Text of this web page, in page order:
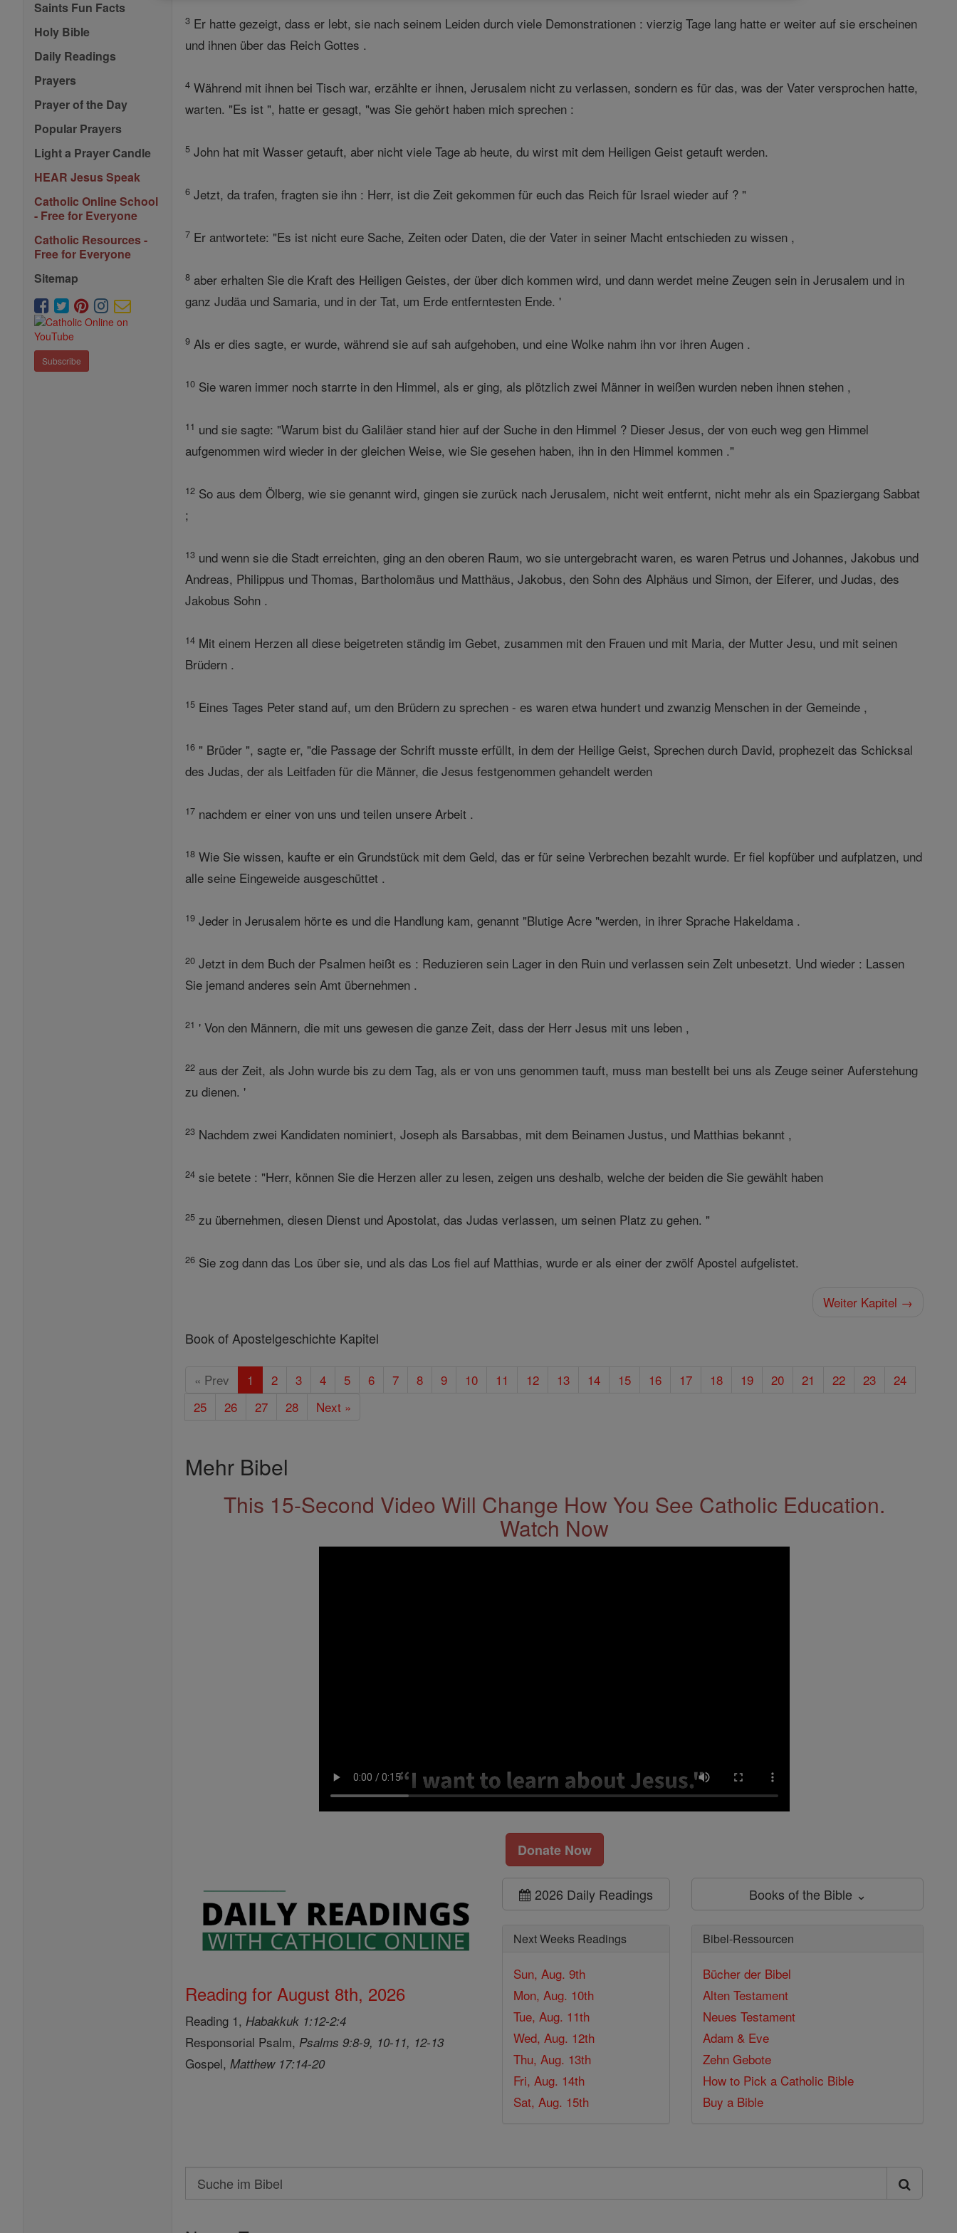
Saints Fun Facts
Holy Bible
Daily Readings
Prayers
Prayer of the Day
Popular Prayers
Light a Prayer Candle
HEAR Jesus Speak
Catholic Online School
- Free for Everyone
Catholic Resources -
Free for Everyone
Sitemap
Subscribe
3 Er hatte gezeigt, dass er lebt, sie nach seinem Leiden durch viele Demonstrationen : vierzig Tage lang hatte er weiter auf sie erscheinen
und ihnen über das Reich Gottes .
4 Während mit ihnen bei Tisch war, erzählte er ihnen, Jerusalem nicht zu verlassen, sondern es für das, was der Vater versprochen hatte,
warten. "Es ist ", hatte er gesagt, "was Sie gehört haben mich sprechen :
5 John hat mit Wasser getauft, aber nicht viele Tage ab heute, du wirst mit dem Heiligen Geist getauft werden.
6 Jetzt, da trafen, fragten sie ihn : Herr, ist die Zeit gekommen für euch das Reich für Israel wieder auf ? "
7 Er antwortete: "Es ist nicht eure Sache, Zeiten oder Daten, die der Vater in seiner Macht entschieden zu wissen ,
8 aber erhalten Sie die Kraft des Heiligen Geistes, der über dich kommen wird, und dann werdet meine Zeugen sein in Jerusalem und in
ganz Judäa und Samaria, und in der Tat, um Erde entferntesten Ende. '
9 Als er dies sagte, er wurde, während sie auf sah aufgehoben, und eine Wolke nahm ihn vor ihren Augen .
10 Sie waren immer noch starrte in den Himmel, als er ging, als plötzlich zwei Männer in weißen wurden neben ihnen stehen ,
11 und sie sagte: "Warum bist du Galiläer stand hier auf der Suche in den Himmel ? Dieser Jesus, der von euch weg gen Himmel
aufgenommen wird wieder in der gleichen Weise, wie Sie gesehen haben, ihn in den Himmel kommen ."
12 So aus dem Ölberg, wie sie genannt wird, gingen sie zurück nach Jerusalem, nicht weit entfernt, nicht mehr als ein Spaziergang Sabbat
;
13 und wenn sie die Stadt erreichten, ging an den oberen Raum, wo sie untergebracht waren, es waren Petrus und Johannes, Jakobus und
Andreas, Philippus und Thomas, Bartholomäus und Matthäus, Jakobus, den Sohn des Alphäus und Simon, der Eiferer, und Judas, des
Jakobus Sohn .
14 Mit einem Herzen all diese beigetreten ständig im Gebet, zusammen mit den Frauen und mit Maria, der Mutter Jesu, und mit seinen
Brüdern .
15 Eines Tages Peter stand auf, um den Brüdern zu sprechen - es waren etwa hundert und zwanzig Menschen in der Gemeinde ,
16 " Brüder ", sagte er, "die Passage der Schrift musste erfüllt, in dem der Heilige Geist, Sprechen durch David, prophezeit das Schicksal
des Judas, der als Leitfaden für die Männer, die Jesus festgenommen gehandelt werden
17 nachdem er einer von uns und teilen unsere Arbeit .
18 Wie Sie wissen, kaufte er ein Grundstück mit dem Geld, das er für seine Verbrechen bezahlt wurde. Er fiel kopfüber und aufplatzen, und
alle seine Eingeweide ausgeschüttet .
19 Jeder in Jerusalem hörte es und die Handlung kam, genannt "Blutige Acre "werden, in ihrer Sprache Hakeldama .
20 Jetzt in dem Buch der Psalmen heißt es : Reduzieren sein Lager in den Ruin und verlassen sein Zelt unbesetzt. Und wieder : Lassen
Sie jemand anderes sein Amt übernehmen .
21 ' Von den Männern, die mit uns gewesen die ganze Zeit, dass der Herr Jesus mit uns leben ,
22 aus der Zeit, als John wurde bis zu dem Tag, als er von uns genommen tauft, muss man bestellt bei uns als Zeuge seiner Auferstehung
zu dienen. '
23 Nachdem zwei Kandidaten nominiert, Joseph als Barsabbas, mit dem Beinamen Justus, und Matthias bekannt ,
24 sie betete : "Herr, können Sie die Herzen aller zu lesen, zeigen uns deshalb, welche der beiden die Sie gewählt haben
25 zu übernehmen, diesen Dienst und Apostolat, das Judas verlassen, um seinen Platz zu gehen. "
26 Sie zog dann das Los über sie, und als das Los fiel auf Matthias, wurde er als einer der zwölf Apostel aufgelistet.
Weiter Kapitel →
Book of Apostelgeschichte Kapitel
« Prev 1 2 3 4 5 6 7 8 9 10 11 12 13 14 15 16 17 18 19 20 21 22 23
24
25
26 27 28 Next »
Mehr Bibel
This 15-Second Video Will Change How You See Catholic Education.
Watch Now
Donate Now
Reading for August 8th, 2026
Reading 1, Habakkuk 1:12-2:4
Responsorial Psalm, Psalms 9:8-9, 10-11, 12-13
Gospel,Matthew 17:14-20
2026 Daily Readings
Next Weeks Readings
Sun, Aug. 9th
Mon, Aug. 10th
Tue, Aug. 11th
Wed, Aug. 12th
Thu, Aug. 13th
Fri, Aug. 14th
Sat, Aug. 15th
Books of the Bible ⌄
Bibel-Ressourcen
Bücher der Bibel
Alten Testament
Neues Testament
Adam & Eve
Zehn Gebote
How to Pick a Catholic Bible
Buy a Bible
Search
Suche